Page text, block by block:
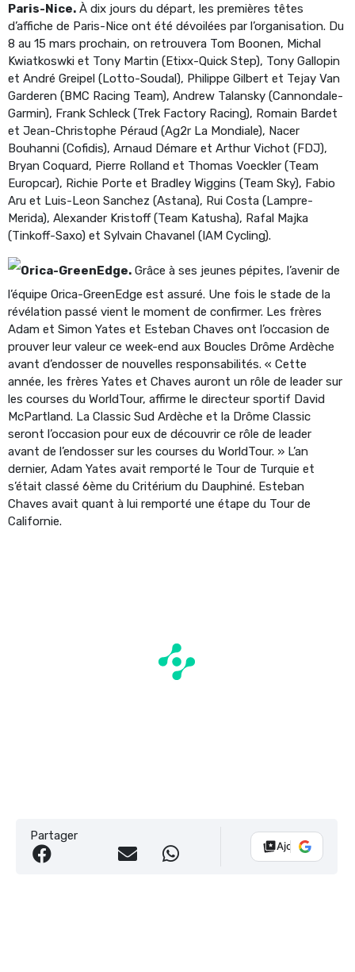
Paris-Nice. À dix jours du départ, les premières têtes
d’affiche de Paris-Nice ont été dévoilées par l’organisation. Du
8 au 15 mars prochain, on retrouvera Tom Boonen, Michal
Kwiatkoswki et Tony Martin (Etixx-Quick Step), Tony Gallopin
et André Greipel (Lotto-Soudal), Philippe Gilbert et Tejay Van
Garderen (BMC Racing Team), Andrew Talansky (Cannondale-
Garmin), Frank Schleck (Trek Factory Racing), Romain Bardet
et Jean-Christophe Péraud (Ag2r La Mondiale), Nacer
Bouhanni (Cofidis), Arnaud Démare et Arthur Vichot (FDJ),
Bryan Coquard, Pierre Rolland et Thomas Voeckler (Team
Europcar), Richie Porte et Bradley Wiggins (Team Sky), Fabio
Aru et Luis-Leon Sanchez (Astana), Rui Costa (Lampre-
Merida), Alexander Kristoff (Team Katusha), Rafal Majka
(Tinkoff-Saxo) et Sylvain Chavanel (IAM Cycling).
Orica-GreenEdge. Grâce à ses jeunes pépites, l’avenir de
l’équipe Orica-GreenEdge est assuré. Une fois le stade de la
révélation passé vient le moment de confirmer. Les frères
Adam et Simon Yates et Esteban Chaves ont l’occasion de
prouver leur valeur ce week-end aux Boucles Drôme Ardèche
avant d’endosser de nouvelles responsabilités. « Cette
année, les frères Yates et Chaves auront un rôle de leader sur
les courses du WorldTour, affirme le directeur sportif David
McPartland. La Classic Sud Ardèche et la Drôme Classic
seront l’occasion pour eux de découvrir ce rôle de leader
avant de l’endosser sur les courses du WorldTour. » L’an
dernier, Adam Yates avait remporté le Tour de Turquie et
s’était classé 6ème du Critérium du Dauphiné. Esteban
Chaves avait quant à lui remporté une étape du Tour de
Californie.
Partager
Ajouter Vélo